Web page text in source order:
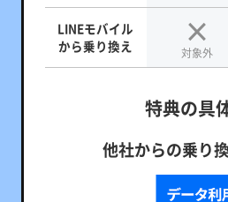
LINEモバイル
から乗り換え
対象外
特典の具
他社からの乗り